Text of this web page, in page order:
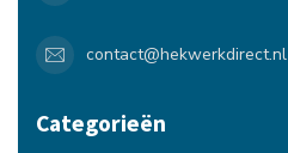
contact@hekwerkdirect.nl
Categorieën